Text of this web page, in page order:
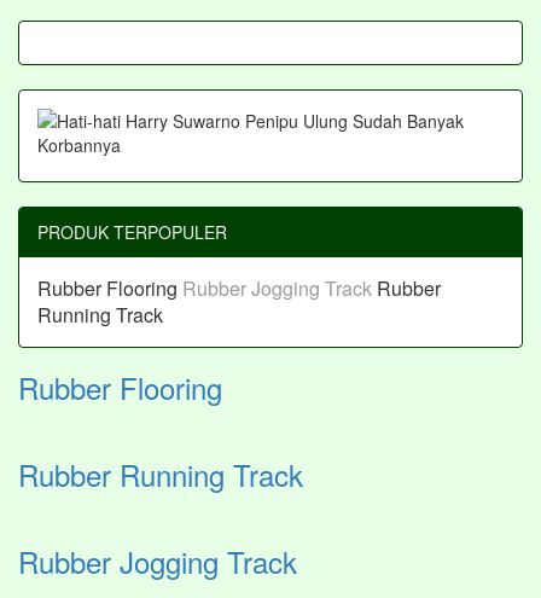
PRODUK TERPOPULER
Rubber Flooring Rubber Jogging Track Rubber
Running Track
Rubber Flooring
Rubber Running Track
Rubber Jogging Track